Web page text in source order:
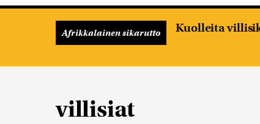
Afrikkalainen sikarutto Kuolleita
villisiat